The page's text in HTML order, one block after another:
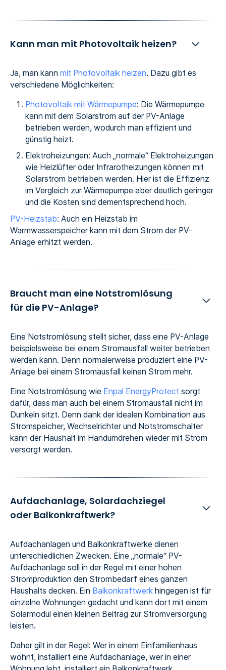
Kann man mit Photovoltaik heizen?
Ja, man kann mit Photovoltaik heizen. Dazu gibt es
verschiedene Möglichkeiten:
Photovoltaik mit Wärmepumpe: Die Wärmepumpe
kann mit dem Solarstrom auf der PV-Anlage
betrieben werden, wodurch man effizient und
günstig heizt.
Elektroheizungen: Auch „normale“ Elektroheizungen
wie Heizlüfter oder Infrarotheizungen können mit
Solarstrom betrieben werden. Hier ist die Effizienz
im Vergleich zur Wärmepumpe aber deutlich geringer
und die Kosten sind dementsprechend hoch.‍
PV-Heizstab: Auch ein Heizstab im
Warmwasserspeicher kann mit dem Strom der PV-
Anlage erhitzt werden.
Braucht man eine Notstromlösung
für die PV-Anlage?
Eine Notstromlösung stellt sicher, dass eine PV-Anlage
beispielsweise bei einem Stromausfall weiter betrieben
werden kann. Denn normalerweise produziert eine PV-
Anlage bei einem Stromausfall keinen Strom mehr.
Eine Notstromlösung wie Enpal EnergyProtect sorgt
dafür, dass man auch bei einem Stromausfall nicht im
Dunkeln sitzt. Denn dank der idealen Kombination aus
Stromspeicher, Wechselrichter und Notstromschalter
kann der Haushalt im Handumdrehen wieder mit Strom
versorgt werden.
Aufdachanlage, Solardachziegel
oder Balkonkraftwerk?
Aufdachanlagen und Balkonkraftwerke dienen
unterschiedlichen Zwecken. Eine „normale“ PV-
Aufdachanlage soll in der Regel mit einer hohen
Stromproduktion den Strombedarf eines ganzen
Haushalts decken. Ein Balkonkraftwerkhingegen ist für
einzelne Wohnungen gedacht und kann dort mit einem
Solarmodul einen kleinen Beitrag zur Stromversorgung
leisten.
Daher gilt in der Regel: Wer in einem Einfamilienhaus
wohnt, installiert eine Aufdachanlage, wer in einer